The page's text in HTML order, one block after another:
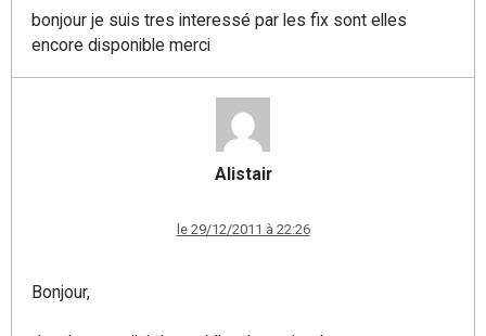
bonjour je suis tres interessé par les fix sont elles
encore disponible merci
Alistair
le 29/12/2011 à 22:26
Bonjour,